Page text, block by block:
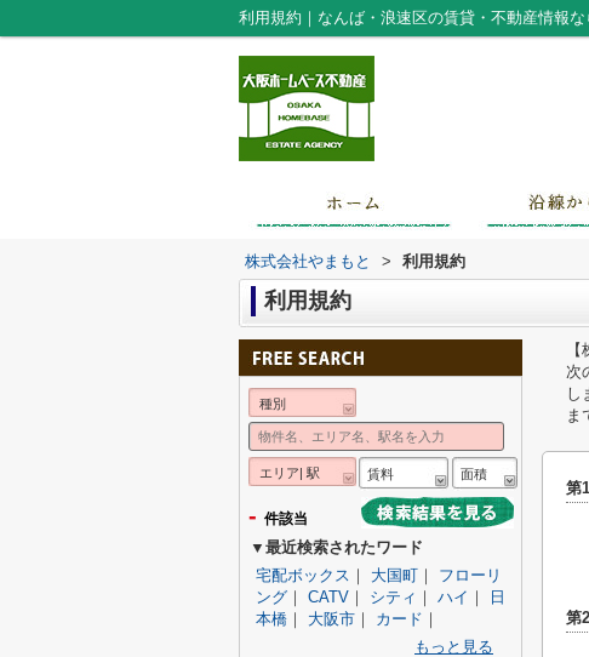
利用規約｜なんば・浪速区の賃貸・不動産情報な
株式会社やまもと > 利用規約
利用規約
次
し
ま
第
第
種別
エリア| 駅 賃料 面積
- 件該当
▼最近検索されたワード
宅配ボックス ｜ 大国町 ｜ フローリ
ング ｜ CATV ｜ シティ ｜ ハイ ｜
日
本橋 ｜ 大阪市 ｜ カード ｜
もっと見る